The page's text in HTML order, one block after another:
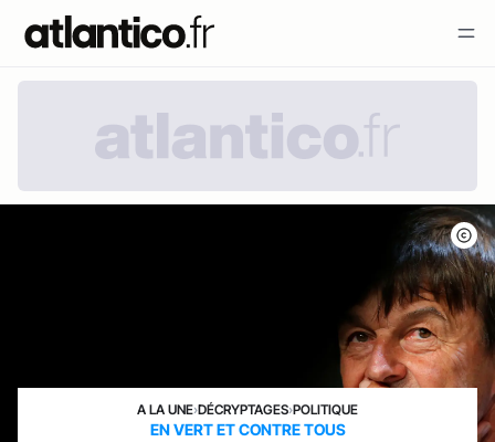
A LA UNE›DÉCRYPTAGES›POLITIQUE
EN VERT ET CONTRE TOUS